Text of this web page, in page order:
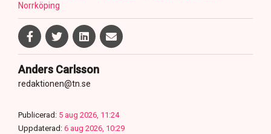
Norrköping
Anders Carlsson
redaktionen@tn.se
Publicerad: 5 aug 2026, 11:24
Uppdaterad: 6 aug 2026, 10:29